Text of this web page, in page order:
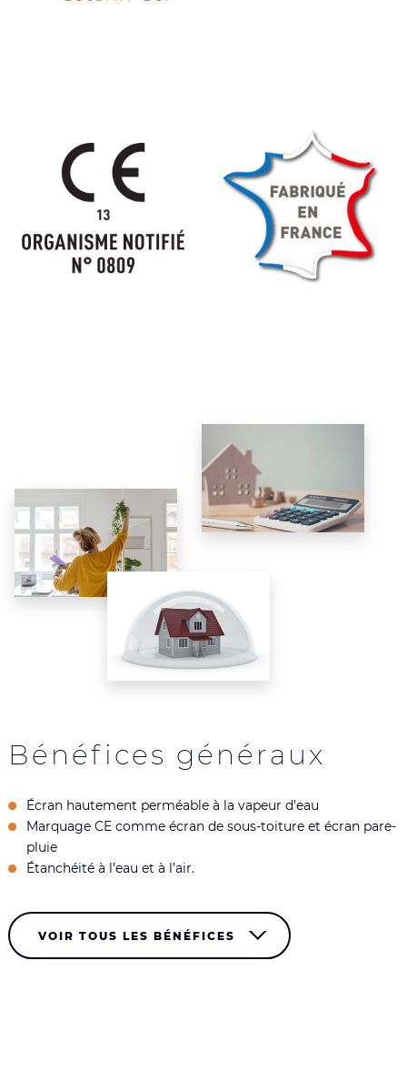
Bénéfices généraux
Écran hautement perméable à la vapeur d’eau
Marquage CE comme écran de sous-toiture et écran pare-
pluie
Étanchéité à l’eau et à l’air.
VOIR TOUS LES BÉNÉFICES